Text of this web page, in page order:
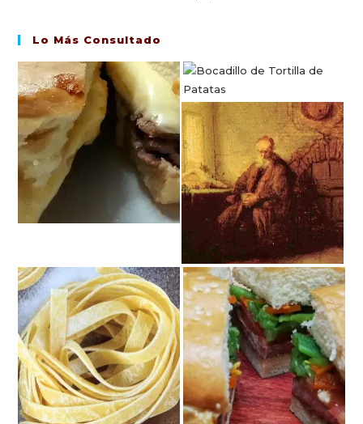
Lo Más Consultado